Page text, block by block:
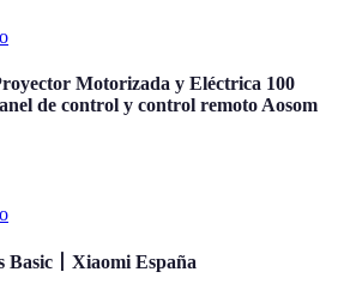
Motorizada y Eléctrica 100
de control y control remoto Aosom
丨Xiaomi España